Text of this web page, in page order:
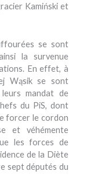
Kamiński et
se sont
la survenue
En effet, à
Wąsik se sont
mandat de
du PiS, dont
forcer le cordon
et véhémente
les forces de
de la Diète
sept députés du